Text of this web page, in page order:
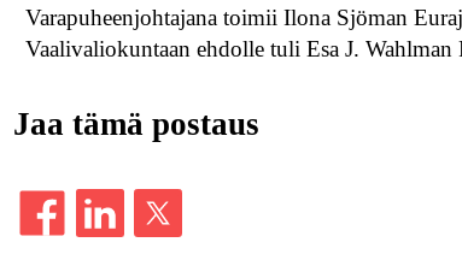
Varapuheenjohtajana toimii Ilona Sjöman
Vaalivaliokuntaan ehdolle tuli Esa J. Wahlman
Jaa tämä postaus